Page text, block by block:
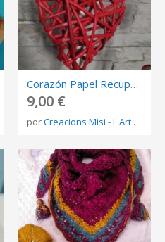
Corazón Papel Recuperado
9,00 €
porCreacions Misi - L'Art de Reciclar